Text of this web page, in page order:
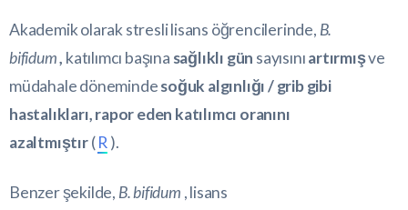
Akademik olarak stresli lisans öğrencilerinde, B.
bifidum, katılımcı başına sağlıklı gün sayısınıartırmışve
müdahale dönemindesoğuk algınlığı / grib gibi
hastalıkları, rapor eden katılımcı oranını
azaltmıştır(R ).
Benzer şekilde, B. bifidum , lisans